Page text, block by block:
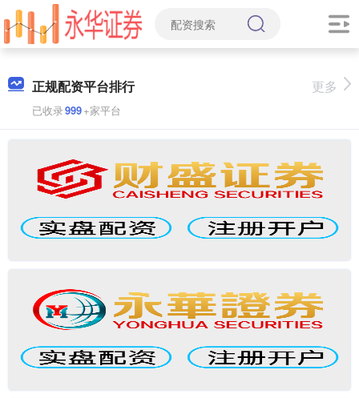
正规配资平台排行
已收录999+家平台
更多